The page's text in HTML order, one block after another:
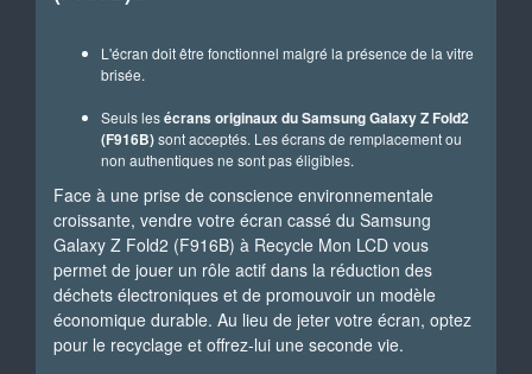
L'écran doit être fonctionnel malgré la présence de la vitre
brisée.
Seuls lesécrans originaux du Samsung Galaxy Z Fold2
(F916B)sont acceptés. Les écrans de remplacement ou
non authentiques ne sont pas éligibles.
Face à une prise de conscience environnementale
croissante, vendre votre écran cassé du Samsung
Galaxy Z Fold2 (F916B) à Recycle Mon LCD vous
permet de jouer un rôle actif dans la réduction des
déchets électroniques et de promouvoir un modèle
économique durable. Au lieu de jeter votre écran, optez
pour le recyclage et offrez-lui une seconde vie.